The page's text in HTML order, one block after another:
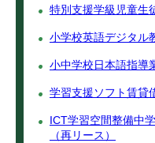
特別支援学級児童生
小学校英語デジタル
小中学校日本語指導
学習支援ソフト賃貸
ICT学習空間整備中
（再リース）